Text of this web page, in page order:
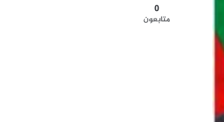
0
متابعون